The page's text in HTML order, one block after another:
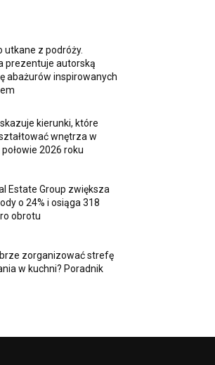
utkane z podróży.
prezentuje autorską
abażurów inspirowanych
kierunki, które
wnętrza w
2026 roku
Estate Group zwiększa
o 24% i osiąga 318
obrotu
zorganizować strefę
w kuchni? Poradnik